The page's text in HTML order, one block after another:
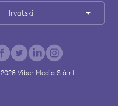
Hrvatski
2026Viber Media S.à r.l.